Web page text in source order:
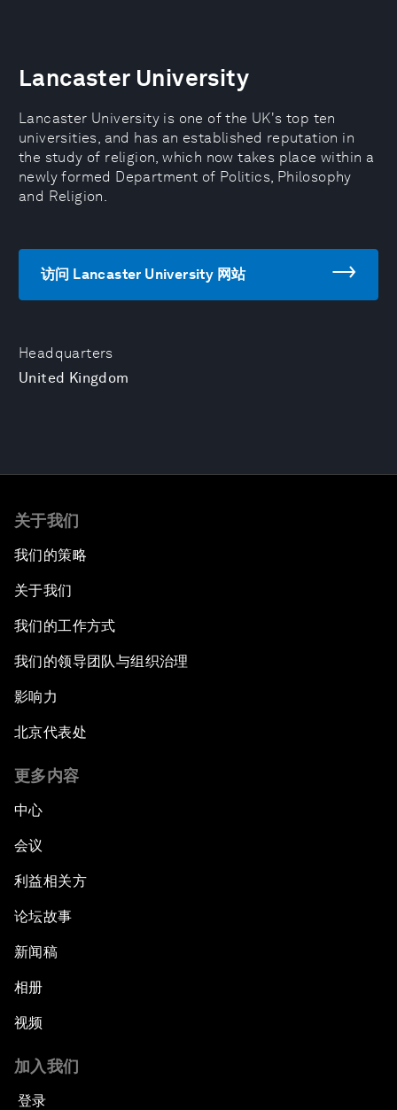
Headquarters
United Kingdom
Lancaster University
Lancaster University is one of the UK's top ten
universities, and has an established reputation in
the study of religion, which now takes place within a
newly formed Department of Politics, Philosophy
and Religion.
访问 Lancaster University 网站
关于我们
我们的策略
关于我们
我们的工作方式
我们的领导团队与组织治理
影响力
北京代表处
更多内容
中心
会议
利益相关方
论坛故事
新闻稿
相册
视频
加入我们
登录